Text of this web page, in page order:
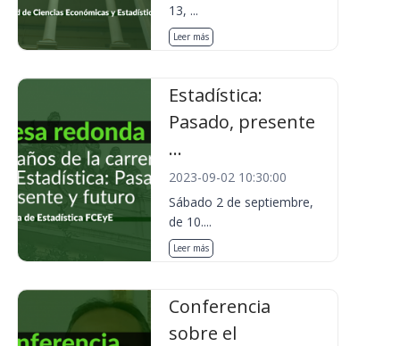
13, ...
Leer más
Estadística:
Pasado, presente
...
2023-09-02 10:30:00
Sábado 2 de septiembre,
de 10....
Leer más
Conferencia
sobre el